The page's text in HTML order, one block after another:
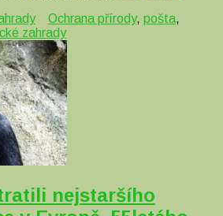
Ochrana přírody, pošta,
zahrady
nejstaršího